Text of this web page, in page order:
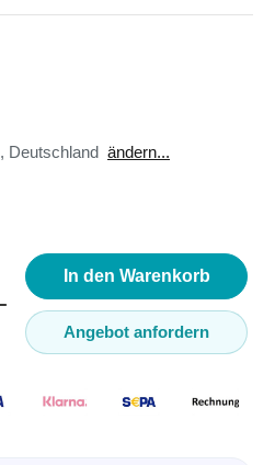
, Deutschland ändern...
In den Warenkorb
Angebot anfordern